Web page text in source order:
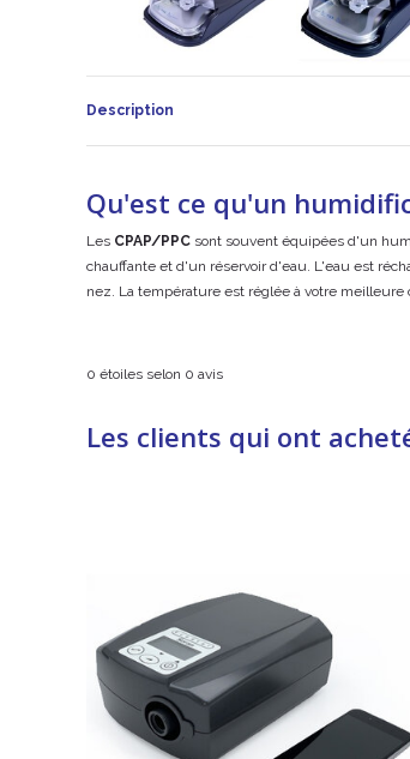
Description
Qu'est ce qu'un
Les CPAP/PPC sont souvent équipées d'un
chauffante et d'un réservoir d'eau. L'eau est
nez. La température est réglée à votre
0 étoiles selon 0 avis
Les clients qui ont